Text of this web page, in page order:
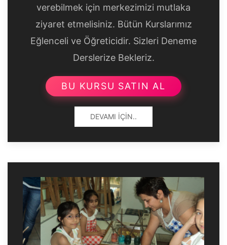
verebilmek için merkezimizi mutlaka
ziyaret etmelisiniz. Bütün Kurslarımız
Eğlenceli ve Öğreticidir. Sizleri Deneme
Derslerize Bekleriz.
BU KURSU SATIN AL
DEVAMI İÇIN..